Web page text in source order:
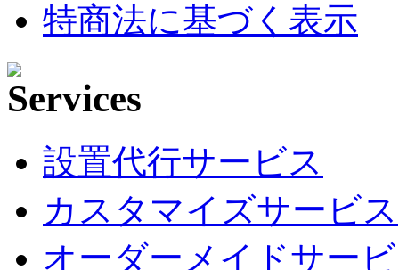
特商法に基づく表示
設置代行サービス
カスタマイズサービス
オーダーメイドサー